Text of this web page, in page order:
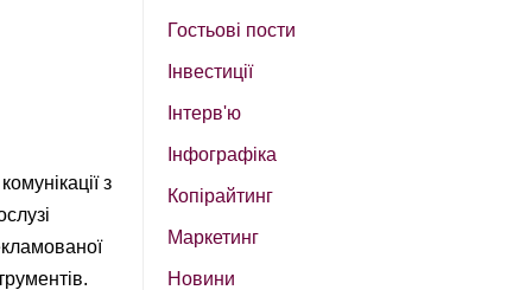
з
Гостьові пости
Інвестиції
Інтерв'ю
Інфографіка
Копірайтинг
Маркетинг
Новини